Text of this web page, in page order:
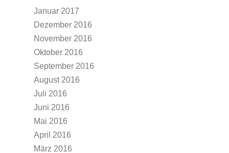
Januar 2017
Dezember 2016
November 2016
Oktober 2016
September 2016
August 2016
Juli 2016
Juni 2016
Mai 2016
April 2016
März 2016